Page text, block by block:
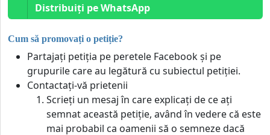
Distribuiți pe WhatsApp
Cum să promovați o petiție?
Partajați petiția pe peretele Facebook și pe
grupurile care au legătură cu subiectul petiției.
Contactați-vă prietenii
Scrieți un mesaj în care explicați de ce ați
semnat această petiție, având în vedere că este
mai probabil ca oamenii să o semneze dacă